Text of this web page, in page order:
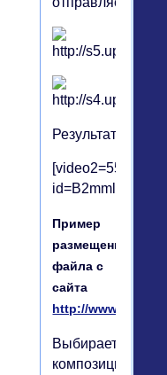
Результат:
Пример
размещение
файла с
сайта
http://
Выбираете
композицию,